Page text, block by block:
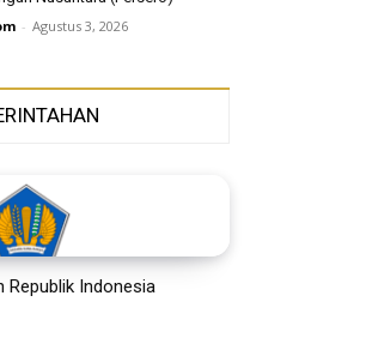
- Agustus 3, 2026
Republik Indonesia